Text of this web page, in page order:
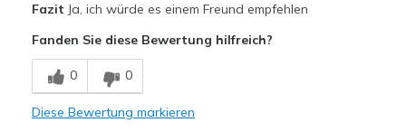
Comfortable
Geeignete Verwendung
Casual Wear
Fazit Ja, ich würde es einem Freund empfehlen
Fanden Sie diese Bewertung hilfreich?
0 0
Diese Bewertung markieren